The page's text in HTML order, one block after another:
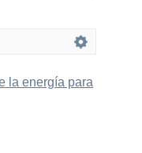
la energía para